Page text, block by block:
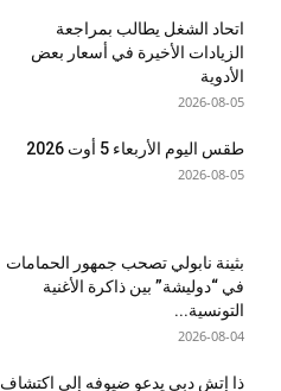
اتحاد الشغل يطالب بمراجعة
الزيادات الأخيرة في أسعار بعض
الأدوية
2026-08-05
طقس اليوم الأربعاء 5 أوت 2026
2026-08-05
بثينة نابولي تصحب جمهور الحمامات
في “دوليشة” بين ذاكرة الأغنية
التونسية...
2026-08-04
ذا إتش دبي يدعو ضيوفه إلى اكتشاف